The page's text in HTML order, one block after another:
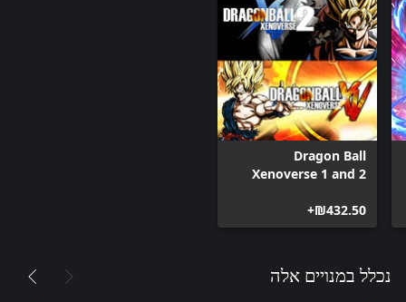
Dragon Ball
Xenoverse 1 and 2
‪₪‎432.50‬+
נכלל במנויים אלה